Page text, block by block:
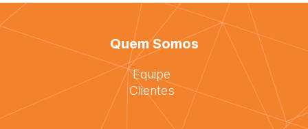
Quem Somos
Equipe
Clientes